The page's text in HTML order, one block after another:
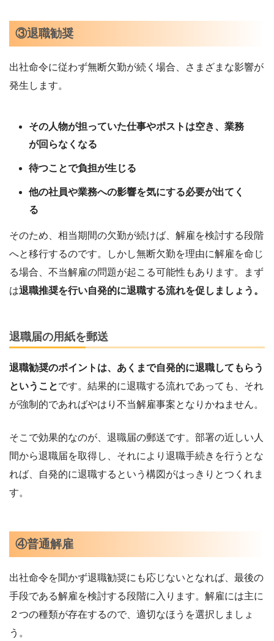
③退職勧奨
出社命令に従わず無断欠勤が続く場合、さまざまな影響が
発生します。
その人物が担っていた仕事やポストは空き、業務
が回らなくなる
待つことで負担が生じる
他の社員や業務への影響を気にする必要が出てく
る
そのため、相当期間の欠勤が続けば、解雇を検討する段階
へと移行するのです。しかし無断欠勤を理由に解雇を命じ
る場合、不当解雇の問題が起こる可能性もあります。まず
は退職推奨を行い自発的に退職する流れを促しましょう。
退職届の用紙を郵送
退職勧奨のポイントは、あくまで自発的に退職してもらう
ということです。結果的に退職する流れであっても、それ
が強制的であればやはり不当解雇事案となりかねません。
そこで効果的なのが、退職届の郵送です。部署の近しい人
間から退職届を取得し、それにより退職手続きを行うとな
れば、自発的に退職するという構図がはっきりとつくれま
す。
④普通解雇
出社命令を聞かず退職勧奨にも応じないとなれば、最後の
手段である解雇を検討する段階に入ります。解雇には主に
２つの種類が存在するので、適切なほうを選択しましょ
う。